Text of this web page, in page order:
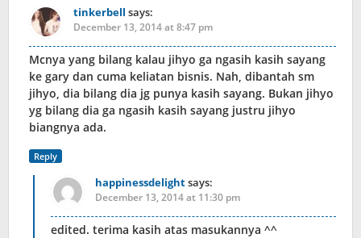
tinkerbell says:
December 13, 2014 at 8:47 pm
Mcnya yang bilang kalau jihyo ga ngasih kasih sayang
ke gary dan cuma keliatan bisnis. Nah, dibantah sm
jihyo, dia bilang dia jg punya kasih sayang. Bukan jihyo
yg bilang dia ga ngasih kasih sayang justru jihyo
biangnya ada.
Reply
happinessdelightsays:
December 13, 2014 at 11:30 pm
edited. terima kasih atas masukannya ^^